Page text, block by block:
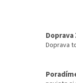
Doprava
Doprava